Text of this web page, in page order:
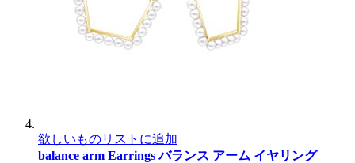
欲しいものリストに追加
balance arm Earringsバランス アーム イヤリング